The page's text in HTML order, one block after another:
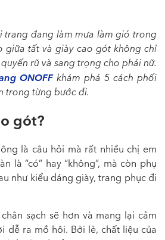
trang đang làm mưa làm gió trong
giữa tất và giày cao gót không chỉ
rũ và sang trọng cho phái nữ.
ONOFFkhám phá 5 cách phối
trong từng bước đi.
gót?
là câu hỏi mà rất nhiều chị em
là “có” hay “không”, mà còn phụ
như kiểu dáng giày, trang phục đi
sạch sẽ hơn và mang lại cảm
dễ ra mồ hôi. Bởi lẻ, chất liệu của